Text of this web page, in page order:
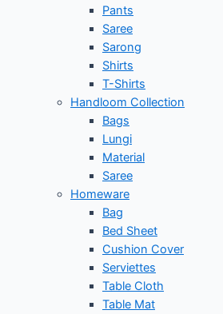
Pants
Saree
Sarong
Shirts
T-Shirts
Handloom Collection
Bags
Lungi
Material
Saree
Homeware
Bag
Bed Sheet
Cushion Cover
Serviettes
Table Cloth
Table Mat